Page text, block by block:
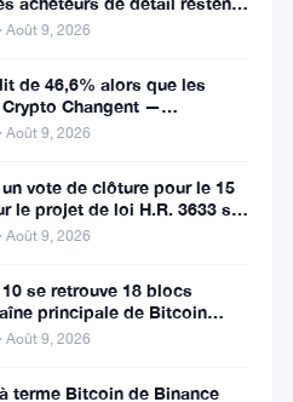
Août 9, 2026
de 46,6% alors que les
Changent —
9 Août
Août 9, 2026
vote de clôture pour le 15
le projet de loi H.R. 3633 sur
cryptos
Août 9, 2026
se retrouve 18 blocs
principale de Bitcoin
des Roughnecks
Août 9, 2026
terme Bitcoin de Binance